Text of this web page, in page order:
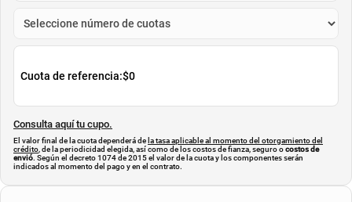
Cuota de referencia:$0
Consulta aquí tu cupo.
El valor final de la cuota dependerá de la tasa aplicable al momento del otorgamiento del
crédito , de la periodicidad elegida, así como de los costos de fianza, seguro ocostos de
envió. Según el decreto 1074 de 2015 el valor de la cuota y los componentes serán
indicados al momento del pago y en el contrato.